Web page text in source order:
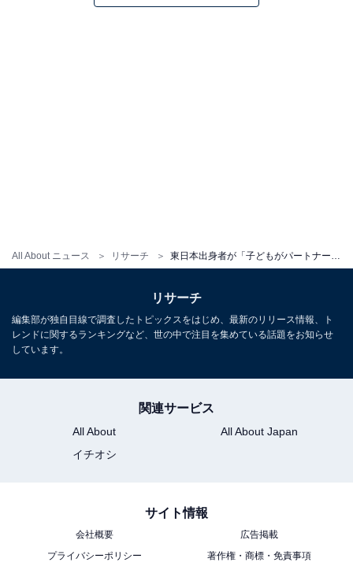
All About ニュース リサーチ
リサーチ
編集部が独自目線で調査したトピックスをはじめ、最新のリリース情報、ト
レンドに関するランキングなど、世の中で注目を集めている話題をお知らせ
しています。
関連サービス
All About
All About Japan
イチオシ
サイト情報
会社概要
広告掲載
プライバシーポリシー
著作権・商標・免責事項